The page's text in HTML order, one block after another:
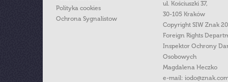
Polityka cookies
Ochrona Sygnalistow
ul. Kościuszki 37,
30-105 Kraków
Copyright SIW Znak
Foreign Rights
Inspektor Ochrony
Osobowych
Magdalena Heczko
e-mail: